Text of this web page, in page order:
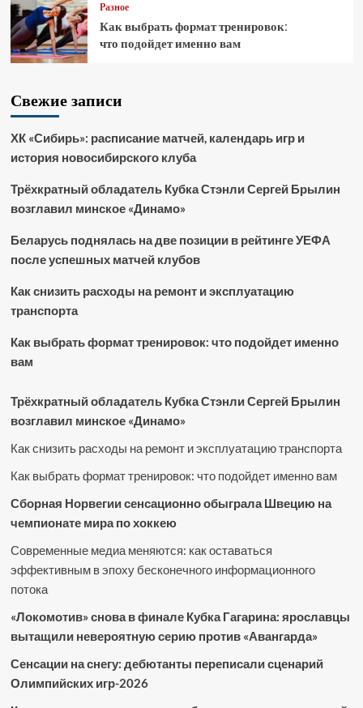
Разное
Как выбрать формат тренировок:
что подойдет именно вам
Свежие записи
ХК «Сибирь»: расписание матчей, календарь игр и
история новосибирского клуба
Трёхкратный обладатель Кубка Стэнли Сергей Брылин
возглавил минское «Динамо»
Беларусь поднялась на две позиции в рейтинге УЕФА
после успешных матчей клубов
Как снизить расходы на ремонт и эксплуатацию
транспорта
Как выбрать формат тренировок: что подойдет именно
вам
Трёхкратный обладатель Кубка Стэнли Сергей Брылин
возглавил минское «Динамо»
Как снизить расходы на ремонт и эксплуатацию транспорта
Как выбрать формат тренировок: что подойдет именно вам
Сборная Норвегии сенсационно обыграла Швецию на
чемпионате мира по хоккею
Современные медиа меняются: как оставаться
эффективным в эпоху бесконечного информационного
потока
«Локомотив» снова в финале Кубка Гагарина: ярославцы
вытащили невероятную серию против «Авангарда»
Сенсации на снегу: дебютанты переписали сценарий
Олимпийских игр-2026